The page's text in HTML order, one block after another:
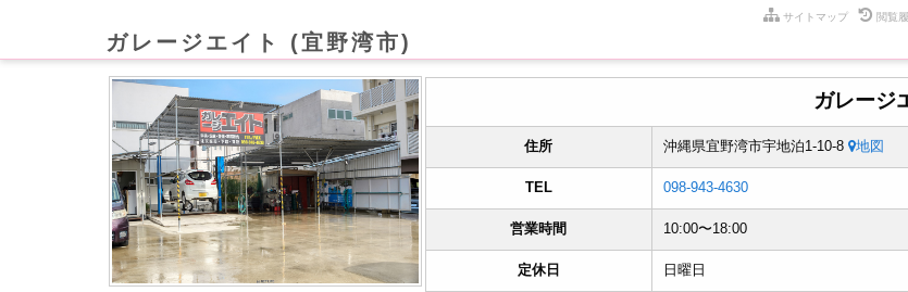
閲覧
サイトマップ
ガレージエイト (宜野湾市)
ガレージ
住所 沖縄県宜野湾市宇地泊1-10-8 地図
TEL 098-943-4630
営業時間 10:00〜18:00
定休日 日曜日